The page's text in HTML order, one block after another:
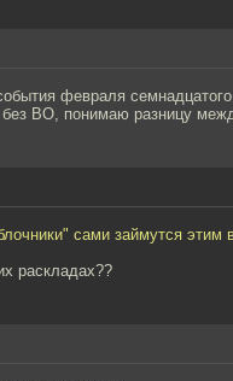
февраля
ВО, понимаю разницу
сами займутся этим
раскладах??